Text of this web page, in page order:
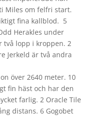
Miles om felfri start.
fina kallblod. 5
Herakles under
två lopp i kroppen. 2
Jerkeld är två andra
över 2640 meter. 10
fin häst och har den
farlig. 2 Oracle Tile
distans. 6 Gogobet